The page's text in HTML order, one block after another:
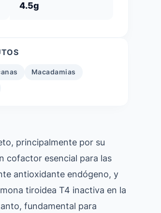
4.5g
Macadamias
principalmente por su
cofactor esencial para las
antioxidante endógeno, y
tiroidea T4 inactiva en la
fundamental para